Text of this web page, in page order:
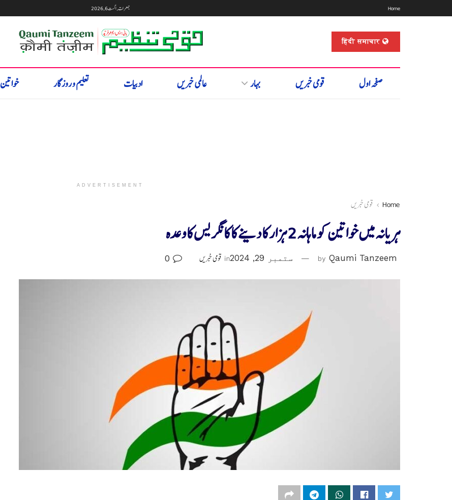
Home جمعرات, اگست 6, 2026
हिंदी समाचार
صفحہ اول قومی خبریں بہار عالمی خبریں ادبیات تعلیم و روزگار خواتین
ADVERTISEMENT
Home قومی خبریں
ہریانہ میں خواتین کو ماہانہ 2 ہزار کا دینے کا کانگریس کاوعدہ
by Qaumi Tanzeem ستمبر 29, 2024 in قومی خبریں